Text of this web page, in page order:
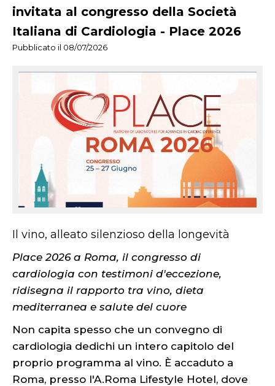
invitata al congresso della Società
Italiana di Cardiologia - Place 2026
Pubblicato il 08/07/2026
Il vino, alleato silenzioso della longevità
Place 2026 a Roma, il congresso di
cardiologia con testimoni d'eccezione,
ridisegna il rapporto tra vino, dieta
mediterranea e salute del cuore
Non capita spesso che un convegno di
cardiologia dedichi un intero capitolo del
proprio programma al vino. È accaduto a
Roma, presso l'A.Roma Lifestyle Hotel, dove